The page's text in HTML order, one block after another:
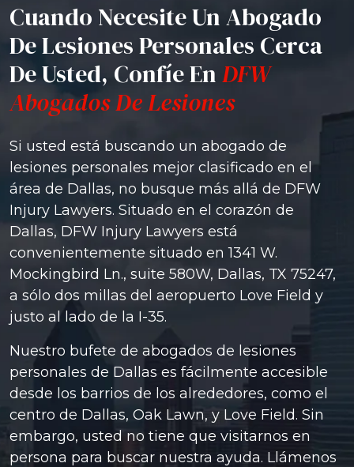
Cuando Necesite Un Abogado
De Lesiones Personales Cerca
De Usted, Confíe EnDFW
Abogados De Lesiones
Si usted está buscando un abogado de
lesiones personales mejor clasificado en el
área de Dallas, no busque más allá de DFW
Injury Lawyers. Situado en el corazón de
Dallas, DFW Injury Lawyers está
convenientemente situado en 1341 W.
Mockingbird Ln., suite 580W, Dallas, TX 75247,
a sólo dos millas del aeropuerto Love Field y
justo al lado de la I-35.
Nuestro bufete de abogados de lesiones
personales de Dallas es fácilmente accesible
desde los barrios de los alrededores, como el
centro de Dallas, Oak Lawn, y Love Field. Sin
embargo, usted no tiene que visitarnos en
persona para buscar nuestra ayuda. Llámenos